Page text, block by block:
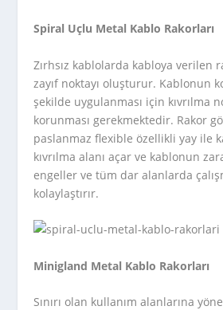
Spiral Uçlu Metal Kablo Rakorları
Zırhsız kablolarda kabloya verilen
zayıf noktayı oluşturur. Kablonun
şekilde uygulanması için kıvrılma
korunması gerekmektedir. Rakor
paslanmaz flexible özellikli yay ile
kıvrılma alanı açar ve kablonun
engeller ve tüm dar alanlarda
kolaylaştırır.
Minigland Metal Kablo Rakorları
Sınırı olan kullanım alanlarına